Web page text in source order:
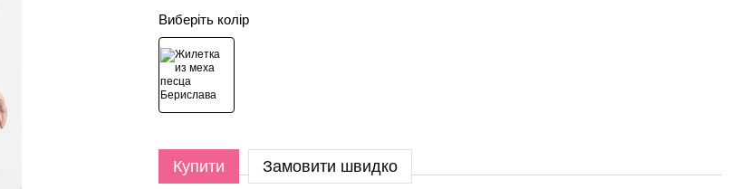
Виберіть колір
Купити Замовити швидко